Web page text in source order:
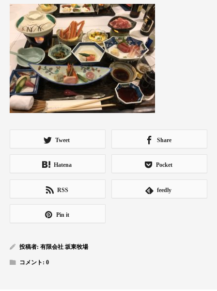
Tweet Share
Hatena Pocket
RSS feedly
Pin it
投稿者: 有限会社 坂東牧場
コメント: 0